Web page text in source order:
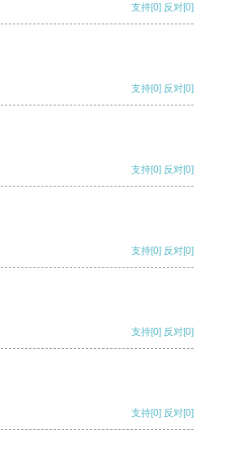
支持[0] 反对[0]
支持[0] 反对[0]
支持[0] 反对[0]
支持[0] 反对[0]
支持[0] 反对[0]
支持[0] 反对[0]